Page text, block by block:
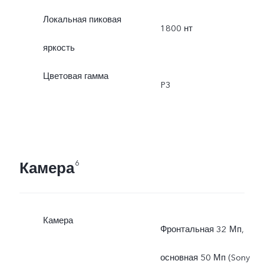
Локальная пиковая
яркость
1800 нт
Цветовая гамма
P3
Камера6
Камера
Фронтальная 32 Мп,
основная 50 Мп (Sony